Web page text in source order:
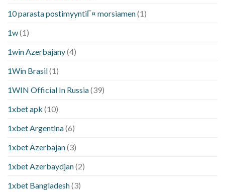
10 parasta postimyyntiГ¤ morsiamen(1)
1w(1)
1win Azerbajany(4)
1Win Brasil(1)
1WIN Official In Russia(39)
1xbet apk (10)
1xbet Argentina(6)
1xbet Azerbajan(3)
1xbet Azerbaydjan(2)
1xbet Bangladesh(3)